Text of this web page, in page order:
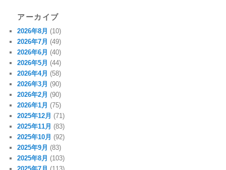
アーカイブ
2026年8月 (10)
2026年7月 (49)
2026年6月 (40)
2026年5月 (44)
2026年4月 (58)
2026年3月 (90)
2026年2月 (90)
2026年1月 (75)
2025年12月 (71)
2025年11月 (83)
2025年10月 (92)
2025年9月 (83)
2025年8月 (103)